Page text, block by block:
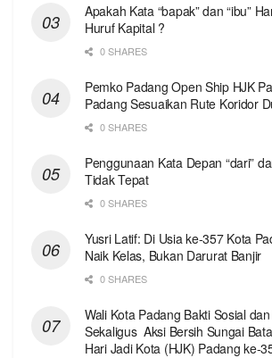
Apakah Kata “bapak” dan “ibu”
Huruf Kapital ?
0 SHARES
Pemko Padang Open Ship HJK
Padang Sesuaikan Rute Koridor
0 SHARES
Penggunaan Kata Depan “dari”
Tidak Tepat
0 SHARES
Yusri Latif: Di Usia ke-357 Kota
Naik Kelas, Bukan Darurat Banjir
0 SHARES
Wali Kota Padang Bakti Sosial
Sekaligus Aksi Bersih Sungai
Hari Jadi Kota (HJK) Padang ke-